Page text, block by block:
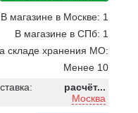
В магазине в Москве: 1
В магазине в СПб: 1
складе хранения МО:
Менее 10
расчёт...
Москва